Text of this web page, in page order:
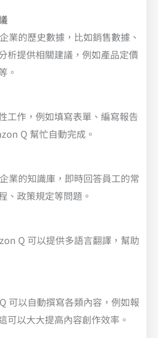
業的歷史數據，比如銷售數據、
析提供相關建議，例如產品定價
。
工作，例如填寫表單、編寫報告
Q 幫忙自動完成。
業的知識庫，即時回答員工的常
、政策規定等問題。
Q 可以提供多語言翻譯，幫助
可以自動撰寫各類內容，例如報
可以大大提高內容創作效率。